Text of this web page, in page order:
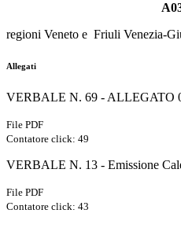
regioni Veneto e Friuli Venezia-
Allegati
VERBALE N. 69 - ALLEGATO
File PDF
Contatore click: 49
VERBALE N. 13 - Emissione
File PDF
Contatore click: 43